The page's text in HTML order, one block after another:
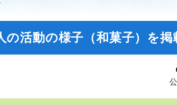
活動の様子（和菓子）を掲